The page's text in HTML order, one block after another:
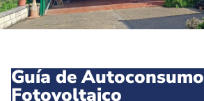
Guía de Autoconsumo
Fotovoltaico